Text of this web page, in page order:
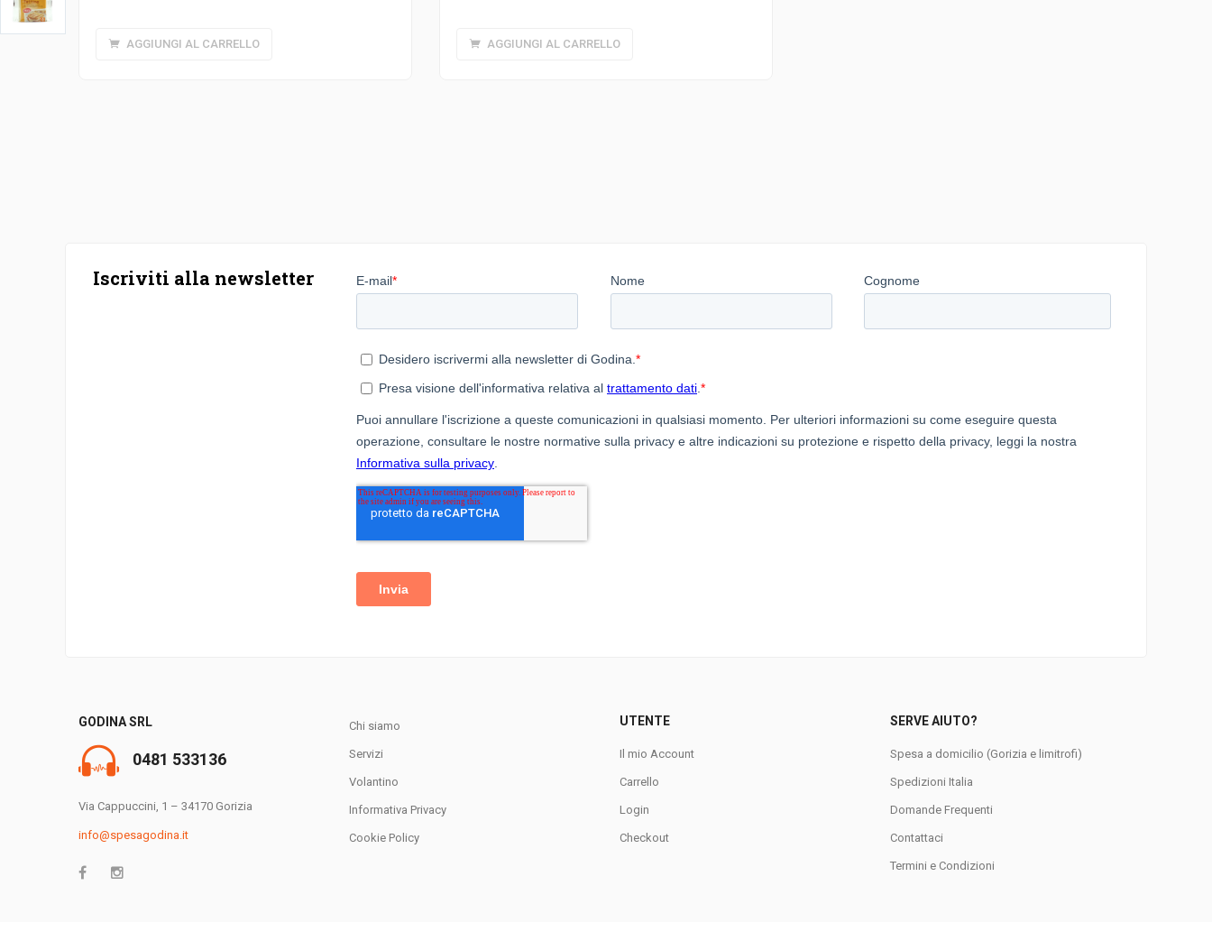
AGGIUNGI AL CARRELLO AGGIUNGI AL CARRELLO
Iscriviti alla newsletter
GODINA SRL
0481 533136
Via Cappuccini, 1 – 34170 Gorizia
info@spesagodina.it
Chi siamo
Servizi
Volantino
Informativa Privacy
Cookie Policy
UTENTE
Il mio Account
Carrello
Login
Checkout
SERVE AIUTO?
Spesa a domicilio (Gorizia e limitrofi)
Spedizioni Italia
Domande Frequenti
Contattaci
Termini e Condizioni